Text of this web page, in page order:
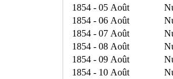
1854 - 05 Août
1854 - 06 Août
1854 - 07 Août
1854 - 08 Août
1854 - 09 Août
1854 - 10 Août